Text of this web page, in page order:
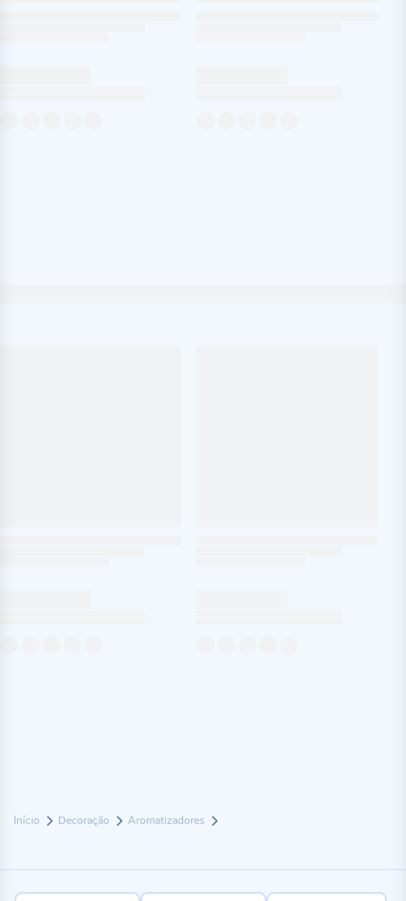
Início Decoração Aromatizadores